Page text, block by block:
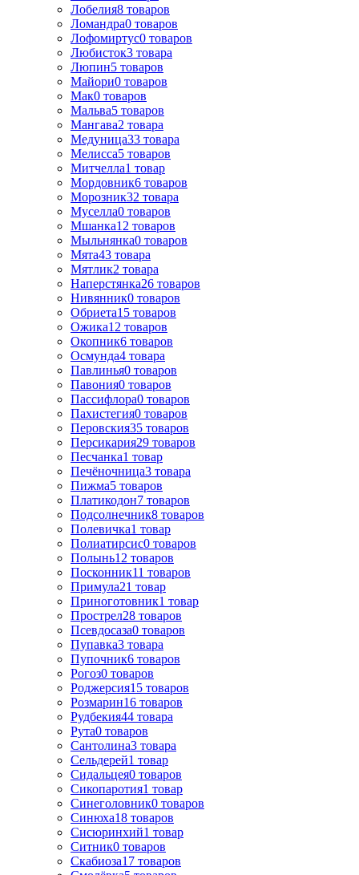
Лобелия8 товаров
Ломандра0 товаров
Лофомиртус0 товаров
Любисток3 товара
Люпин5 товаров
Майори0 товаров
Мак0 товаров
Мальва5 товаров
Мангава2 товара
Медуница33 товара
Мелисса5 товаров
Митчелла1 товар
Мордовник6 товаров
Морозник32 товара
Муселла0 товаров
Мшанка12 товаров
Мыльнянка0 товаров
Мята43 товара
Мятлик2 товара
Наперстянка26 товаров
Нивянник0 товаров
Обриета15 товаров
Ожика12 товаров
Окопник6 товаров
Осмунда4 товара
Павлинья0 товаров
Павония0 товаров
Пассифлора0 товаров
Пахистегия0 товаров
Перовския35 товаров
Персикария29 товаров
Песчанка1 товар
Печёночница3 товара
Пижма5 товаров
Платикодон7 товаров
Подсолнечник8 товаров
Полевичка1 товар
Полиатирсис0 товаров
Полынь12 товаров
Посконник11 товаров
Примула21 товар
Приноготовник1 товар
Прострел28 товаров
Псевдосаза0 товаров
Пупавка3 товара
Пупочник6 товаров
Рогоз0 товаров
Роджерсия15 товаров
Розмарин16 товаров
Рудбекия44 товара
Рута0 товаров
Сантолина3 товара
Сельдерей1 товар
Сидальцея0 товаров
Сикопаротия1 товар
Синеголовник0 товаров
Синюха18 товаров
Сисюринхий1 товар
Ситник0 товаров
Скабиоза17 товаров